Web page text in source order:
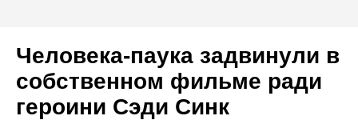
Человека-паука задвинули в
собственном фильме ради
героини Сэди Синк